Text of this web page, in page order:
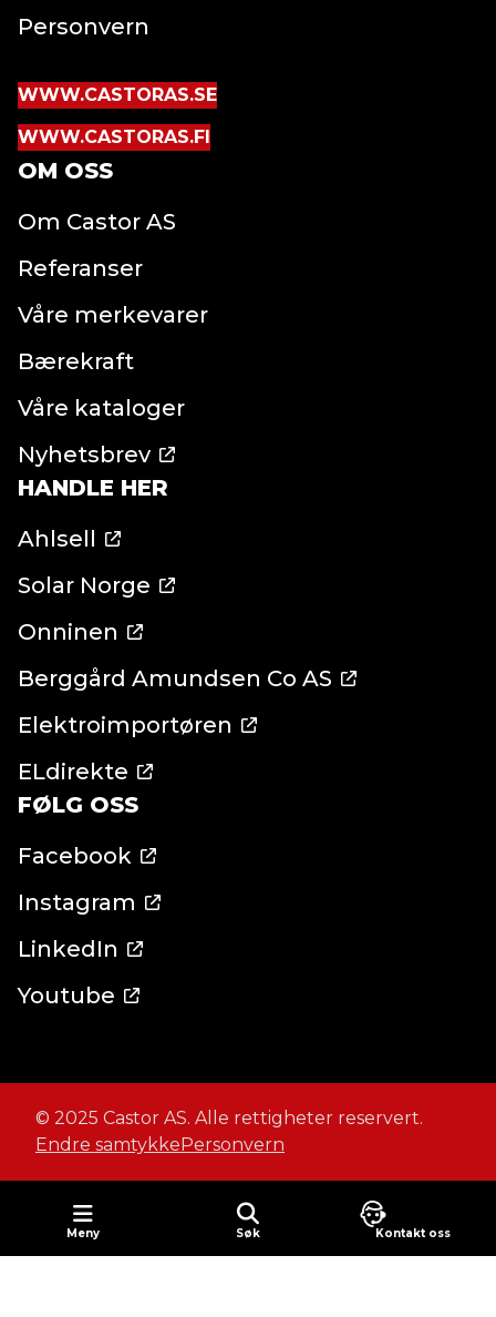
Personvern
WWW.CASTORAS.SE
WWW.CASTORAS.FI
OM OSS
Om Castor AS
Referanser
Våre merkevarer
Bærekraft
Våre kataloger
Nyhetsbrev
HANDLE HER
Ahlsell
Solar Norge
Onninen
Berggård Amundsen Co AS
Elektroimportøren
ELdirekte
FØLG OSS
Facebook
Instagram
LinkedIn
Youtube
© 2025 Castor AS. Alle rettigheter reservert.
Endre samtykkePersonvern
Meny Søk Kontakt oss